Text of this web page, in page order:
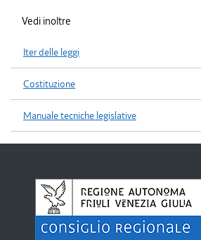
Vedi inoltre
Iter delle leggi
Costituzione
Manuale tecniche legislative